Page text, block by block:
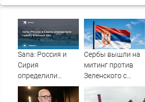
Sana: Россия и
Сирия
определили
судьбу военных
баз
Сербы вышли на
митинг против
Зеленского с
портретами
Путина